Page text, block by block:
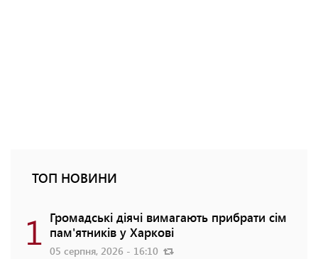
ТОП НОВИНИ
1 Громадські діячі вимагають прибрати сім
пам'ятників у Харкові
05 серпня, 2026 - 16:10